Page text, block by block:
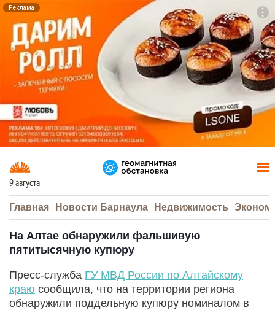
Реклама
9 августа
Главная Новости Барнаула Недвижимость
На Алтае обнаружили фальшивую
пятитысячную купюру
Пресс-служба ГУ МВД России по Алтайскому
краю сообщила, что на территории региона
обнаружили поддельную купюру номиналом в